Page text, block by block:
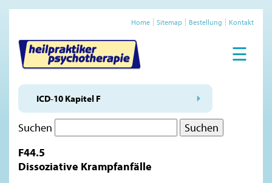
Home Sitemap Bestellung Kontakt
☰
ICD-10 Kapitel F
Suchen
F44.5
Dissoziative Krampfanfälle